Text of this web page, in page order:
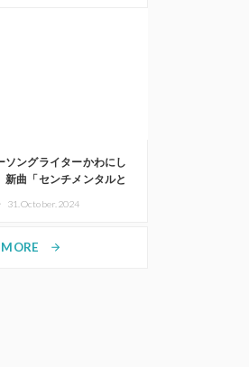
ソングライターかわにし
新曲「センチメンタルと
31.October.2024
arrow_forward